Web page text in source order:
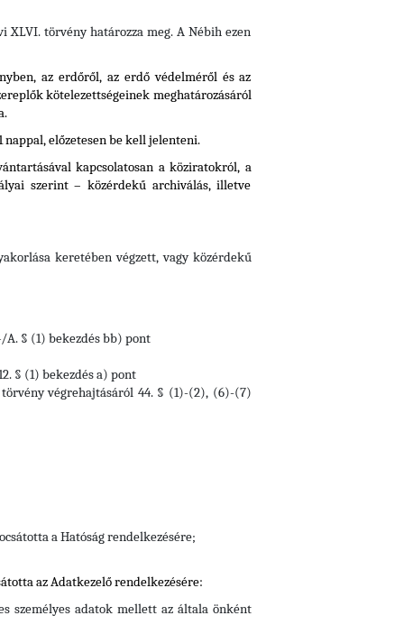
törvény határozza meg. A Nébih ezen
az erdőről, az erdő védelméről és az
kötelezettségeinek meghatározásáról
előzetesen be kell jelenteni.
kapcsolatosan a köziratokról, a
szerint – közérdekű archiválás, illetve
keretében végzett, vagy közérdekű
A. § (1) bekezdés bb) pont
§ (1) bekezdés a) pont
végrehajtásáról 44. § (1)-(2), (6)-(7)
a Hatóság rendelkezésére;
az Adatkezelő rendelkezésére:
személyes adatok mellett az általa önként